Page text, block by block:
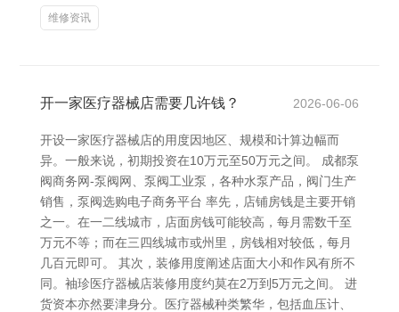
维修资讯
开一家医疗器械店需要几许钱？ 2026-06-06
开设一家医疗器械店的用度因地区、规模和计算边幅而
异。一般来说，初期投资在10万元至50万元之间。 成都泵
阀商务网-泵阀网、泵阀工业泵，各种水泵产品，阀门生产
销售，泵阀选购电子商务平台 率先，店铺房钱是主要开销
之一。在一二线城市，店面房钱可能较高，每月需数千至
万元不等；而在三四线城市或州里，房钱相对较低，每月
几百元即可。 其次，装修用度阐述店面大小和作风有所不
同。袖珍医疗器械店装修用度约莫在2万到5万元之间。 进
货资本亦然要津身分。医疗器械种类繁华，包括血压计、